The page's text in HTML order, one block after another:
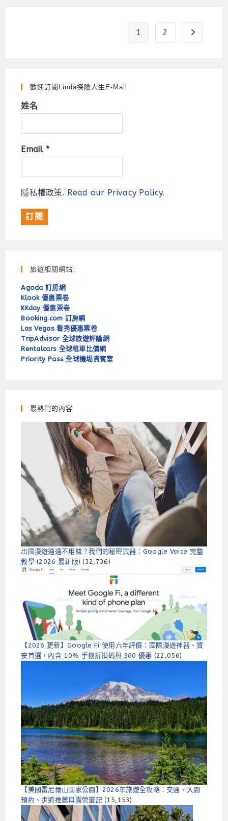
1 2 Go to the
歡迎訂閱Linda探險人生e-Mail
姓名
Email *
隱私權政策. Read our Privacy Policy.
旅遊相關網站:
Agoda 訂房網
Klook 優惠票卷
KKday 優惠票卷
Booking.com 訂房網
Las Vegas 看秀優惠票卷
TripAdvisor 全球旅遊評論網
Rentalcars 全球租車比價網
Priority Pass 全球機場貴賓室
最熱門的內容
出國漫遊通通不用錢？我們的秘密武器：Google Voice 完整
教學 (2026 最新版) (32,736)
【2026 更新】Google Fi 使用六年評價：國際漫遊神器、資
安首選，內含 10% 手機折扣碼與 $60 優惠 (22,056)
【美國雷尼爾山國家公園】2026年旅遊全攻略：交通、入園
預約、步道推薦與露營筆記 (15,153)